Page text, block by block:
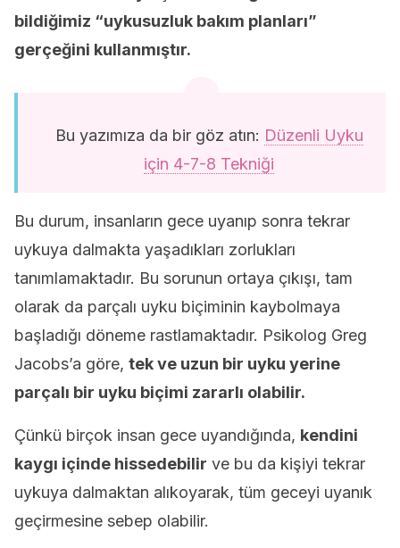
bildiğimiz “uykusuzluk bakım planları”
gerçeğini kullanmıştır.
Bu yazımıza da bir göz atın: Düzenli Uyku
için 4-7-8 Tekniği
Bu durum, insanların gece uyanıp sonra tekrar
uykuya dalmakta yaşadıkları zorlukları
tanımlamaktadır. Bu sorunun ortaya çıkışı, tam
olarak da parçalı uyku biçiminin kaybolmaya
başladığı döneme rastlamaktadır. Psikolog Greg
Jacobs’a göre, tek ve uzun bir uyku yerine
parçalı bir uyku biçimi zararlı olabilir.
Çünkü birçok insan gece uyandığında, kendini
kaygı içinde hissedebilir ve bu da kişiyi tekrar
uykuya dalmaktan alıkoyarak, tüm geceyi uyanık
geçirmesine sebep olabilir.